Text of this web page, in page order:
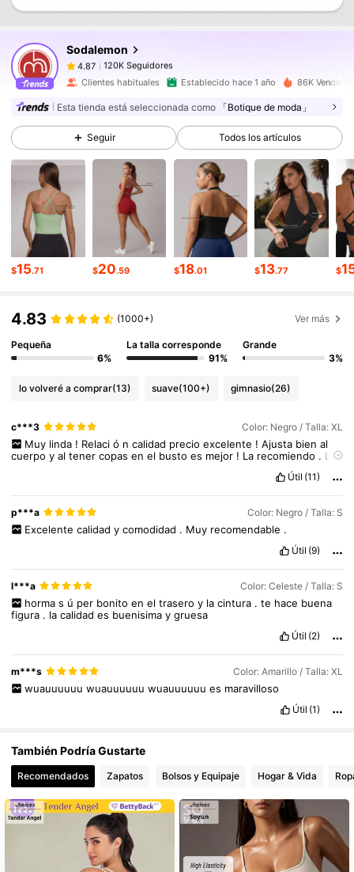
Sodalemon
4.87
120K Seguidores
v***gseguidoHace 4 horas
4.87
120K Seguidores
4.87 120K Seguidores
4.87 120K Seguidores
4.87 120K Seguidores
120K Seguidores
120K Seguidores
Clientes habituales Establecido hace 1 año 86K Vendido
Esta tienda está seleccionada como 「Botique de moda」
Seguir Todos los artículos
$15.71 $20.59 $18.01 $13.77 $
4.83 (1000+) Ver más
Pequeña
6%
La talla corresponde
91%
Grande
3%
lo volveré a comprar(13) suave(100+) gimnasio(26)
c***3 Color: Negro / Talla: XL
Muy linda ! Relaci ó n calidad precio excelente ! Ajusta bien al
cuerpoyaltenercopasenel bustoes mejor ! La recomiendo . La
Útil (11)
p***a Color: Negro / Talla: S
Excelente calidad y comodidad . Muy recomendable .
Útil (9)
l***a Color: Celeste / Talla: S
horma s ú per bonito en el trasero y la cintura . te hace buena
figura . lacalidades buenisimaygruesa
Útil (2)
m***s Color: Amarillo / Talla: XL
wuauuuuuu wuauuuuuu wuauuuuuu es maravilloso
Útil (1)
También Podría Gustarte
Recomendados Zapatos Bolsos y Equipaje Hogar & Vida